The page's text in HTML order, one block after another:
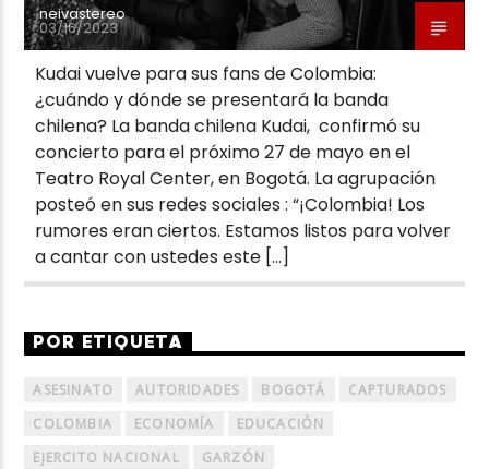
neivastereo
03/16/2023
Kudai vuelve para sus fans de Colombia:
¿cuándo y dónde se presentará la banda
chilena? La banda chilena Kudai, confirmó su
concierto para el próximo 27 de mayo en el
Teatro Royal Center, en Bogotá. La agrupación
posteó en sus redes sociales : “¡Colombia! Los
rumores eran ciertos. Estamos listos para volver
a cantar con ustedes este […]
POR ETIQUETA
ASESINATO AUTORIDADES BOGOTÁ
CAPTURADOS
COLOMBIA
ECONOMÍA
EDUCACIÓN
EJERCITO NACIONAL
GARZÓN